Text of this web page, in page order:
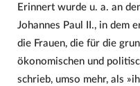
Erinnert wurde u. a. an
Johannes Paul II., in dem
die Frauen, die für die
ökonomischen und
schrieb, umso mehr, als